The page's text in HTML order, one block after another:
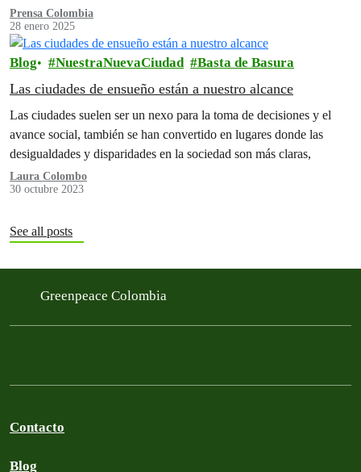
Prensa Colombia
28 enero 2025
Blog NuestraNuevaCiudad Basta de Basura
Las ciudades de ensueño están a nuestro alcance
Las ciudades suelen ser un nexo para la toma de decisiones y el
avance social, también se han convertido en lugares donde las
desigualdades y disparidades en la sociedad son más claras,
Laura Colombo
30 octubre 2023
See all posts
Greenpeace Colombia
Contacto
Blog